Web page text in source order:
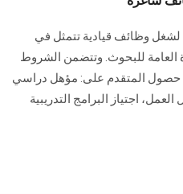
وظائف قيادية تتمثل في
العامة للبحوث.‏ وتتضمن الشروط
حصول المتقدم على:‏ مؤهل دراسي
اجتياز البرامج التدريبية